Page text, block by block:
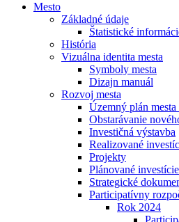
Mesto
Základné údaje
Štatistické
História
Vizuálna identita mesta
Symboly mesta
Dizajn manuál
Rozvoj mesta
Územný plán mesta
Obstarávanie
Investičná výstavba
Realizované
Projekty
Plánované investície
Strategické
Participatívny
Rok 2024